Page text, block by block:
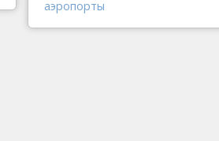
аэропорты